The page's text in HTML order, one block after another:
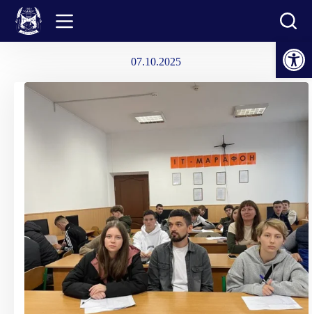
Відкрити Панель інструментів
Перейти
вмісту
07.10.2025